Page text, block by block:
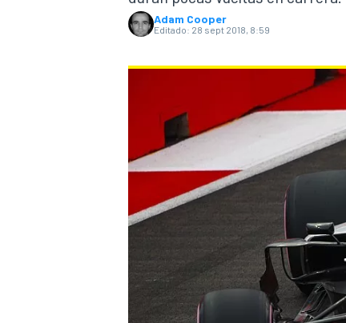
WEC FÓRMULA E
Adam Cooper
Editado: 28 sept 2018, 8:59